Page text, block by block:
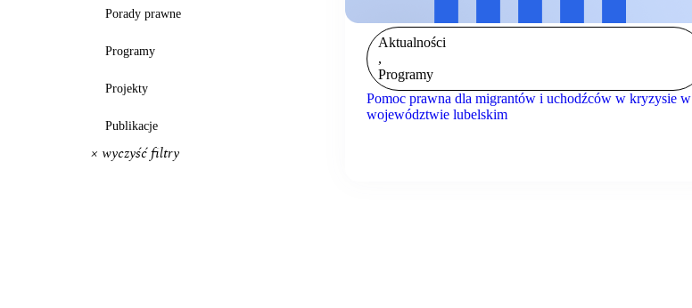
Porady prawne
Programy
Projekty
Publikacje
× wyczyść filtry
Aktualności
,
Programy
Pomoc prawna dla migrantów i uchodźców w kryzysie w
województwie lubelskim